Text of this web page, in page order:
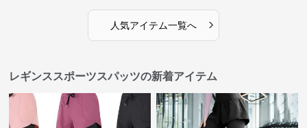
人気アイテム一覧へ ›
レギンススポーツスパッツの新着アイテム